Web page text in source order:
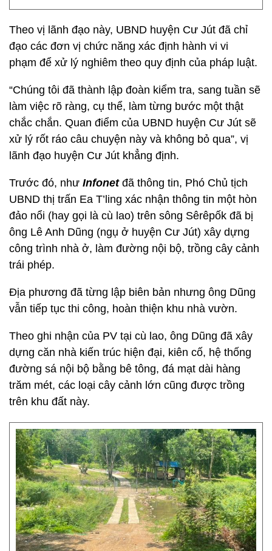
Theo vị lãnh đạo này, UBND huyện Cư Jút đã chỉ
đạo các đơn vị chức năng xác định hành vi vi
phạm để xử lý nghiêm theo quy định của pháp luật.
“Chúng tôi đã thành lập đoàn kiểm tra, sang tuần sẽ
làm việc rõ ràng, cụ thể, làm từng bước một thật
chắc chắn. Quan điểm của UBND huyện Cư Jút sẽ
xử lý rốt ráo câu chuyện này và không bỏ qua”, vị
lãnh đạo huyện Cư Jút khẳng định.
Trước đó, như Infonetđã thông tin, Phó Chủ tịch
UBND thị trấn Ea T’ling xác nhận thông tin một hòn
đảo nổi (hay gọi là cù lao) trên sông Sêrêpốk đã bị
ông Lê Anh Dũng (ngụ ở huyện Cư Jút) xây dựng
công trình nhà ở, làm đường nội bộ, trồng cây cảnh
trái phép.
Địa phương đã từng lập biên bản nhưng ông Dũng
vẫn tiếp tục thi công, hoàn thiện khu nhà vườn.
Theo ghi nhận của PV tại cù lao, ông Dũng đã xây
dựng căn nhà kiến trúc hiện đại, kiên cố, hệ thống
đường sá nội bộ bằng bê tông, đá mạt dài hàng
trăm mét, các loại cây cảnh lớn cũng được trồng
trên khu đất này.